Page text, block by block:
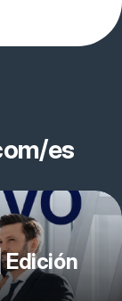
es
Edición